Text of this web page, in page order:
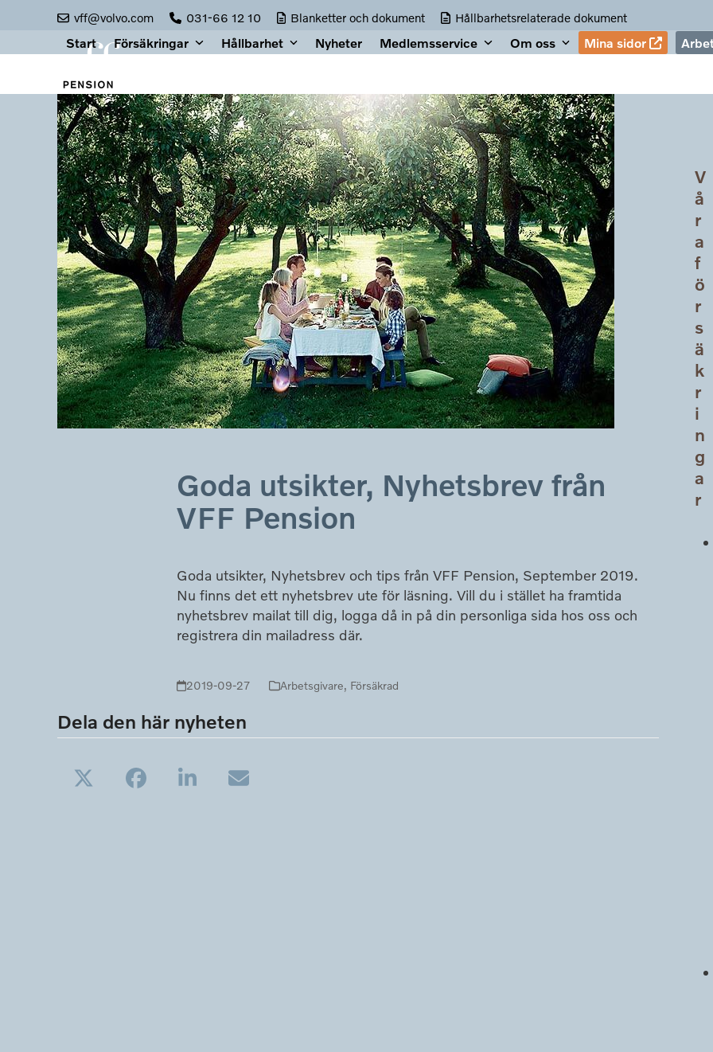
content
vff@volvo.com 031-66 12 10 Blanketter och dokument Hållbarhetsrelaterade dokument
Start Försäkringar Hållbarhet Nyheter Medlemsservice Om oss Mina sidor
Goda utsikter, Nyhetsbrev från
VFF Pension
Goda utsikter, Nyhetsbrev och tips från VFF Pension, September 2019.
Nu finns det ett nyhetsbrev ute för läsning. Vill du i stället ha framtida
nyhetsbrev mailat till dig, logga då in på din personliga sida hos oss och
registrera din mailadress där.
2019-09-27 Arbetsgivare, Försäkrad
Dela den här nyheten
V
å
r
a
f
ö
r
s
ä
k
r
i
n
g
a
r